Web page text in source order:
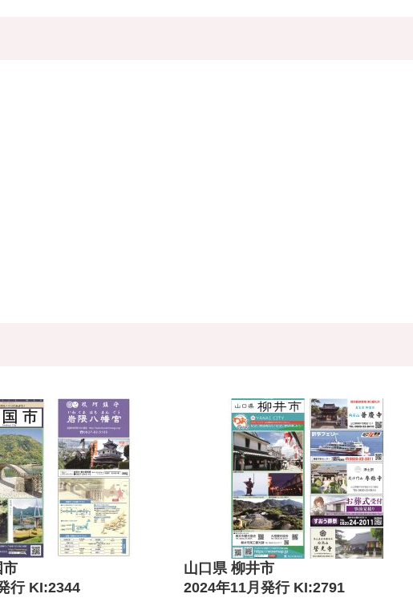
市
行 KI:2344
山口県 柳井市
2024年11月発行 KI:2791